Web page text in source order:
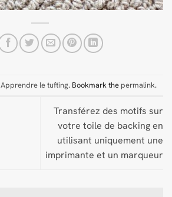
Apprendre le tufting. Bookmark the permalink.
Transférez des motifs sur
votre toile de backing en
utilisant uniquement une
imprimante et un marqueur